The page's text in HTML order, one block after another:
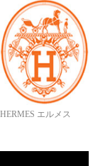
HERMES エルメス